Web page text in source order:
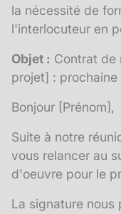
la nécessité de
l'interlocuteur en
Objet : Contrat de
projet] : prochaine
Bonjour [Prénom],
Suite à notre
vous relancer au
d'oeuvre pour le
La signature nous